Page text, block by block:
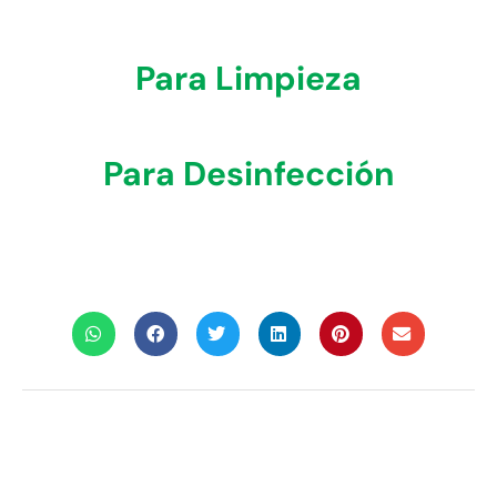
Para Limpieza
Para Desinfección